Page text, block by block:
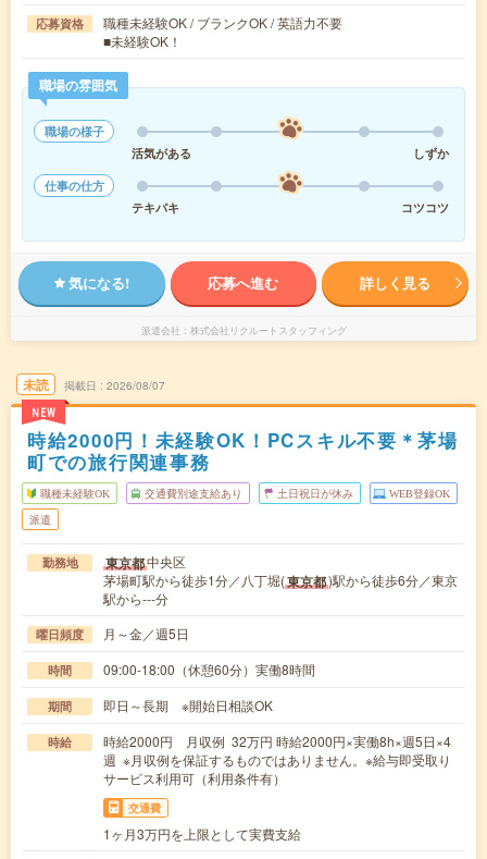
応募資格
職種未経験OK / ブランクOK / 英語力不要
■未経験OK！
職場の雰囲気
職場の様子
活気がある
しずか
仕事の仕方
テキパキ
コツコツ
気になる! 応募へ進む 詳しく見る
派遣会社 株式会社リクルートスタッフィング
未読
NEW
掲載日 2026/08/07
時給2000円！未経験OK！PCスキル不要＊茅場
町での旅行関連事務
職種未経験OK 交通費別途支給あり 土日祝日が休み WEB登録OK
派遣
勤務地 東京都中央区
茅場町駅から徒歩1分／八丁堀(東京都)駅から徒歩6分／東京
駅から---分
曜日頻度 月～金／週5日
時間 09:00-18:00（休憩60分）実働8時間
期間 即日～長期 ※開始日相談OK
時給
時給2000円 月収例 32万円 時給2000円×実働8h×週5日×4
週 ※月収例を保証するものではありません。※給与即受取り
サービス利用可（利用条件有）
交通費
1ヶ月3万円を上限として実費支給